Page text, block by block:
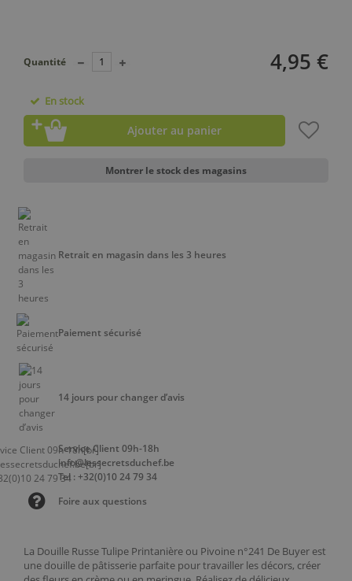
La Douille Russe Tulipe Printanière ou Pivoine n°241 De Buyer est
une douille de pâtisserie parfaite pour travailler les décors, créer
4,95 €
Quantité
En stock
Ajouter au panier
Montrer le stock des magasins
Retrait en magasin dans les 3 heures
Paiement sécurisé
14 jours pour changer d’avis
Service Client 09h-18h
info@lessecretsduchef.be
Tel : +32(0)10 24 79 34
Foire aux questions